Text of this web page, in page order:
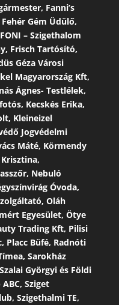
Fanni’s
Gém Üdülő,
– Szigethalom
Frisch Tartósító,
Géza Városi
Magyarország Kft,
Ágnes- Testlélek,
Kecskés Erika,
Kleineizel
Jogvédelmi
Máté, Körmendy
Nebuló
Óvoda,
Oláh
Egyesület, Ötye
Trading Kft, Pilisi
Placc Büfé, Radnóti
Sarokház
Györgyi és Földi
Sziget
Szigethalmi TE,